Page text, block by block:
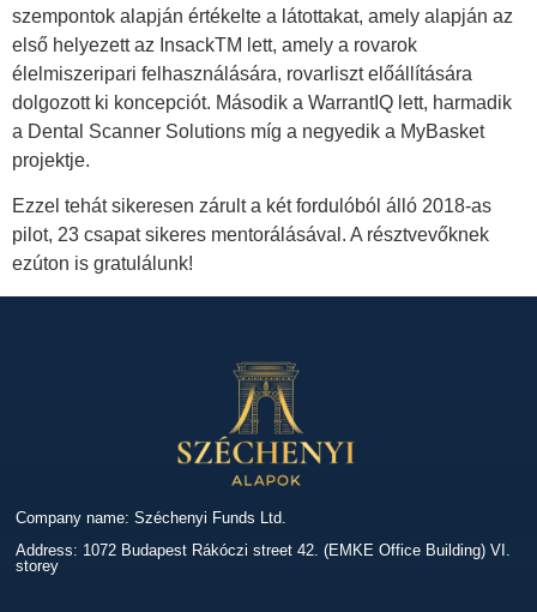
szempontok alapján értékelte a látottakat, amely alapján az
első helyezett az InsackTM lett, amely a rovarok
élelmiszeripari felhasználására, rovarliszt előállítására
dolgozott ki koncepciót. Második a WarrantIQ lett, harmadik
a Dental Scanner Solutions míg a negyedik a MyBasket
projektje.
Ezzel tehát sikeresen zárult a két fordulóból álló 2018-as
pilot, 23 csapat sikeres mentorálásával. A résztvevőknek
ezúton is gratulálunk!
Company name: Széchenyi Funds Ltd.
Address: 1072 Budapest Rákóczi street 42. (EMKE Office Building) VI.
storey